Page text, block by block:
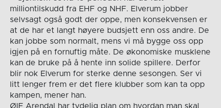
milliontilskudd fra EHF og NHF. Elverum jobber
selvsagt også godt der oppe, men konsekvensen er
at de har et langt høyere budsjett enn oss andre. De
kan jobbe som normalt, mens vi må bygge oss opp
igjen på en fornuftig måte. De økonomiske musklene
kan de bruke på å hente inn solide spillere. Derfor
blir nok Elverum for sterke denne sesongen. Ser vi
litt lenger frem er det flere klubber som kan ta opp
kampen, mener han.
ØIF Arendal har tydelig plan om hvordan man skal